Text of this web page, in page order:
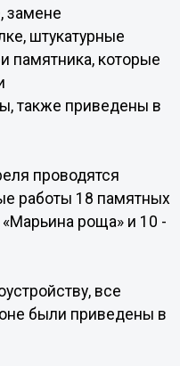
замене
штукатурные
памятника, которые
также приведены в
проводятся
работы 18 памятных
роща» и 10 -
все
были приведены в